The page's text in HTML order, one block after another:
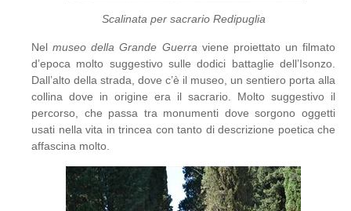
Scalinata per sacrario Redipuglia
Nelmuseo della Grande Guerra viene proiettato un filmato
d’epoca molto suggestivo sulle dodici battaglie dell’Isonzo.
Dall’alto della strada, dove c’è il museo, un sentiero porta alla
collina dove in origine era il sacrario. Molto suggestivo il
percorso, che passa tra monumenti dove sorgono oggetti
usati nella vita in trincea con tanto di descrizione poetica che
affascina molto.